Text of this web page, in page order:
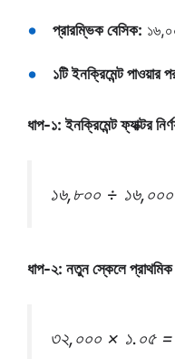
প্রারম্ভিক বেসিক:
১টি ইনক্রিমেন্ট পাওয়ার
ধাপ-১: ইনক্রিমেন্ট ফ্যাক্টর
১৬,৮০০ ÷
ধাপ-২: নতুন স্কেলে
৩২,০০০ × ১.০৫ =